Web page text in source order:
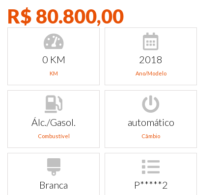
R$ 80.800,00
0 KM
KM
2018
Ano/Modelo
Álc./Gasol.
Combustível
automático
Câmbio
Branca P*****2